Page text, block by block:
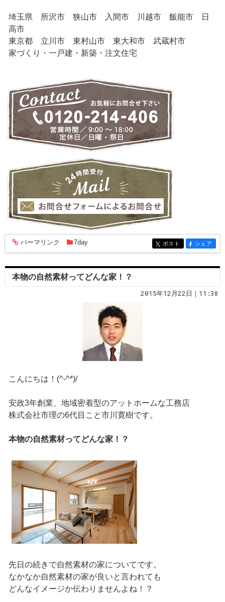
埼玉県 所沢市 狭山市 入間市 川越市 飯能市 日
高市
東京都 立川市 東村山市 東大和市 武蔵村市
家づくり・一戸建・新築・注文住宅
entry1819
パーマリンク 7day entry1819
ポスト entry1819
シェア
本物の自然素材ってどんな家！？
2015年12月22日｜11:38
こんにちは！(^-^*)/
安政3年創業、地域密着型のアットホームな工務店
株式会社市理の6代目こと市川寛樹です。
本物の自然素材ってどんな家！？
先日の続きで自然素材の家についてです。
なかなか自然素材の家が良いと言われても
どんなイメージか伝わりませんよね！？